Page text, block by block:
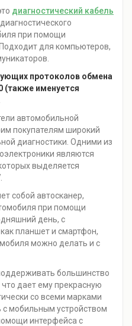
диагностический кабель
при помощи
для компьютеров,
протоколов обмена
(также именуется
автомобильной
покупателям широкий
диагностики. Одними из
являются
выделяется
собой автосканер,
при помощи
день, с
планшет и смартфон,
можно делать и с
большинство
дает ему прекрасную
со всеми марками
с мобильным устройством
интерфейса с